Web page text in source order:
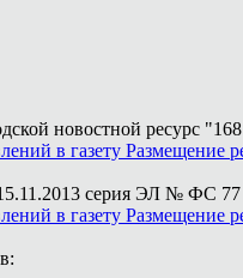
новостной ресурс
в газету Размещение
15.11.2013 серия ЭЛ № ФС
в газету Размещение